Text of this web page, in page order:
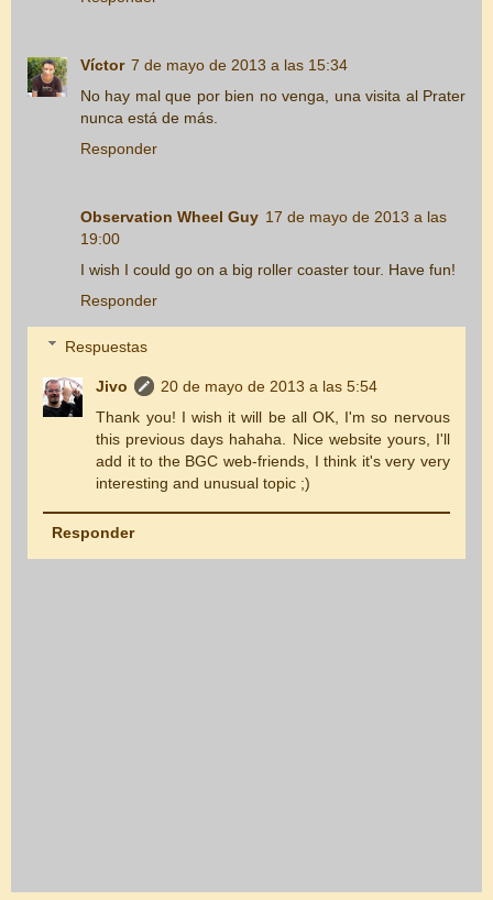
Víctor 7 de mayo de 2013 a las 15:34
No hay mal que por bien no venga, una visita al Prater
nunca está de más.
Responder
Observation Wheel Guy 17 de mayo de 2013 a las
19:00
I wish I could go on a big roller coaster tour. Have fun!
Responder
Respuestas
Jivo
20 de mayo de 2013 a las 5:54
Thank you! I wish it will be all OK, I'm so nervous
this previous days hahaha. Nice website yours, I'll
add it to the BGC web-friends, I think it's very very
interesting and unusual topic ;)
Responder